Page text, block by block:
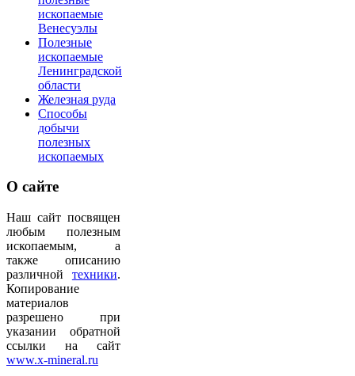
ископаемые
Венесуэлы
Полезные
ископаемые
Ленинградской
области
Железная руда
Способы
добычи
полезных
ископаемых
О сайте
Наш сайт посвящен
любым полезным
ископаемым, а
также описанию
различной техники.
Копирование
материалов
разрешено при
указании обратной
ссылки на сайт
www.x-mineral.ru